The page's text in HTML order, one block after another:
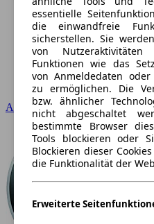
Audi
essentielle
die einwandfreie
sicherstellen. Sie
von
Funktionen wie das
von Anmeldedaten oder
zu ermöglichen. Die
bzw. ähnlicher
nicht abgeschaltet
bestimmte Browser
Tools blockieren oder
Blockieren dieser
die Funktionalität der
Erweiterte